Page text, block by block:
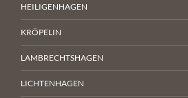
HEILIGENHAGEN
KRÖPELIN
LAMBRECHTSHAGEN
LICHTENHAGEN